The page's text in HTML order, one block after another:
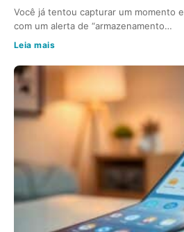
Você já tentou capturar um momento
com um alerta de “armazenamento…
Leia mais